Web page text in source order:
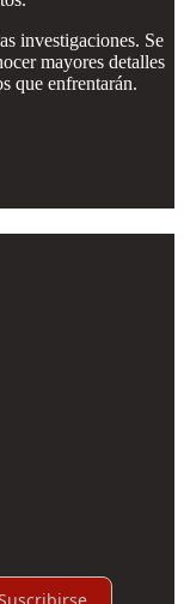
investigaciones. Se
mayores detalles
que enfrentarán.